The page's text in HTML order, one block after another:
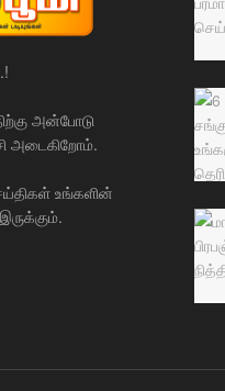
அன்போடு
அடைகிறோம்.
உங்களின்